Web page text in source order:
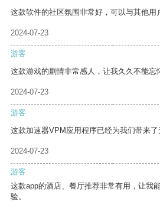
这款软件的社区氛围非常好，可以与其他用
2024-07-23
游客
这款游戏的剧情非常感人，让我久久不能忘
2024-07-23
游客
这款加速器VPM应用程序已经为我们带来了
2024-07-23
游客
这款app的酒店、餐厅推荐非常有用，让我
验。